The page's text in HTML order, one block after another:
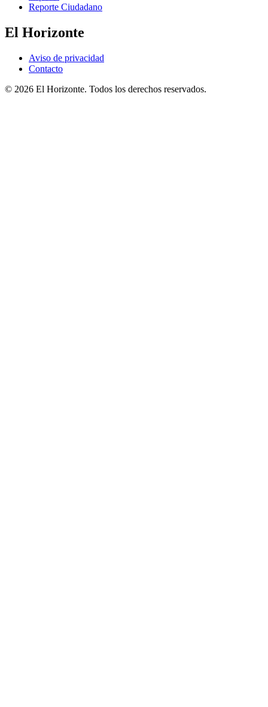
Reporte Ciudadano
El Horizonte
Aviso de privacidad
Contacto
© 2026 El Horizonte. Todos los derechos reservados.